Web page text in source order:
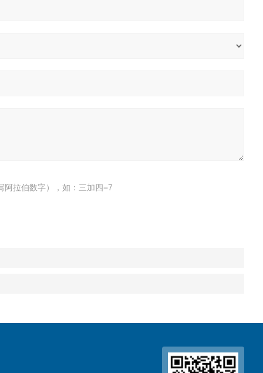
阿拉伯数字），如：三加四=7